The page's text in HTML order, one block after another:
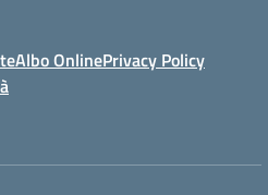
Albo OnlinePrivacy Policy